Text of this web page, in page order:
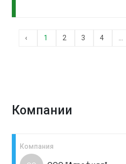
‹ 1 2 3 4
Компании
Компания